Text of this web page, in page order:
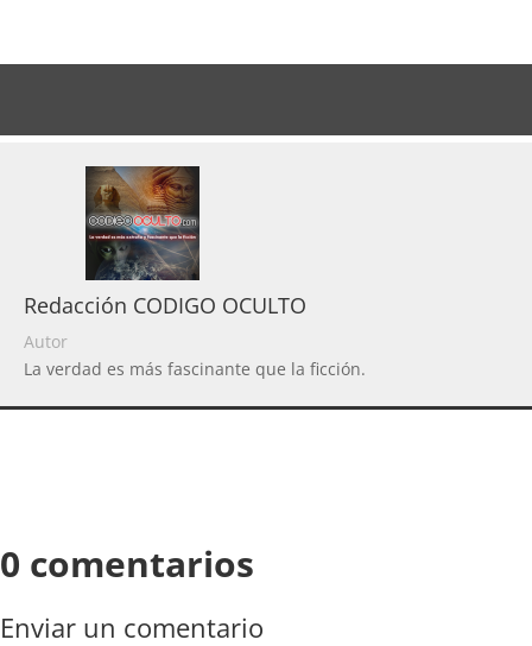
Redacción CODIGO OCULTO
Autor
La verdad es más fascinante que la ficción.
0 comentarios
Enviar un comentario